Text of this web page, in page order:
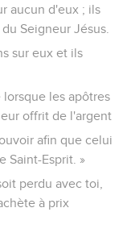
aucun d'eux ; ils
Seigneur Jésus.
sur eux et ils
lorsque les apôtres
offrit de l'argent
afin que celui
Saint-Esprit. »
perdu avec toi,
à prix